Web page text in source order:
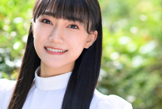
CLIP